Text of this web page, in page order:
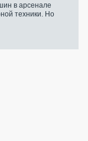
в арсенале
техники. Но